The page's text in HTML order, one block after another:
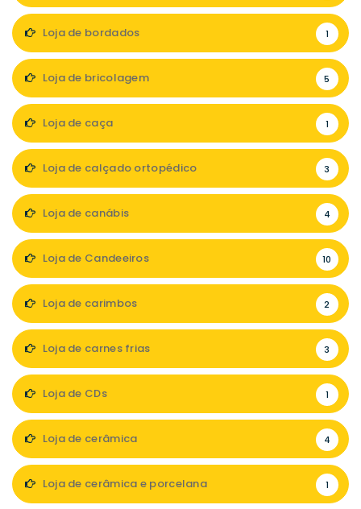
Loja de bordados 1
Loja de bricolagem 5
Loja de caça 1
Loja de calçado ortopédico 3
Loja de canábis 4
Loja de Candeeiros 10
Loja de carimbos 2
Loja de carnes frias 3
Loja de CDs 1
Loja de cerâmica 4
Loja de cerâmica e porcelana 1